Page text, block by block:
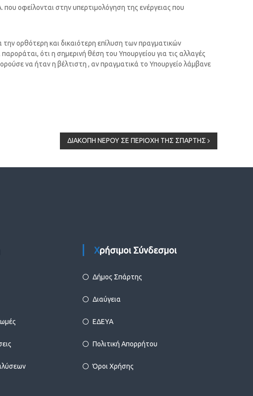
οφείλονται στην υπερτιμολόγηση της ενέργειας που
την ορθότερη και δικαιότερη επίλυση των πραγματικών
ότι η σημερινή θέση του Υπουργείου για τις αλλαγές
να ήταν η βέλτιστη , αν πραγματικά το Υπουργείο λάμβανε
ΔΙΑΚΟΠΗ ΝΕΡΟΥ ΣΕ ΠΕΡΙΟΧΗ ΤΗΣ ΣΠΑΡΤΗΣ
Χρήσιμοι Σύνδεσμοι
Δήμος Σπάρτης
Διαύγεια
ΕΔΕΥΑ
Πολιτική Απορρήτου
Όροι Χρήσης